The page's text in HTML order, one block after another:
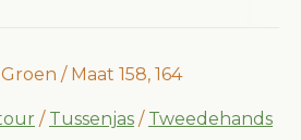
/ Maat 158, 164
/ Tussenjas / Tweedehands